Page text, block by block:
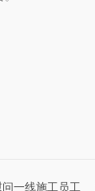
一线施工员工